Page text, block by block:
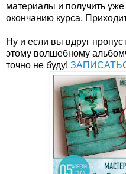
материалы и получить
окончанию курса.
Ну и если вы вдруг
этому волшебному
точно не буду!